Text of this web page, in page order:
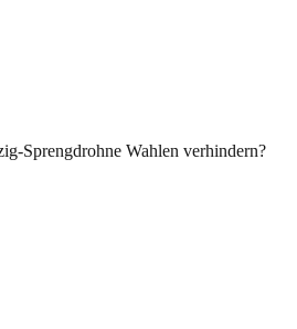
Sprengdrohne Wahlen verhindern?